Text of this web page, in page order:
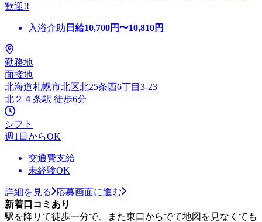
歓迎!!
入浴介助 日給10,700円〜10,810円
勤務地
面接地
北海道札幌市北区北25条西6丁目3-23
北２４条駅 徒歩6分
シフト
週1日からOK
交通費支給
未経験OK
詳細を見る
応募画面に進む
新着口コミあり
駅を降りて徒歩一分で、また東口からでて地図を見なくても